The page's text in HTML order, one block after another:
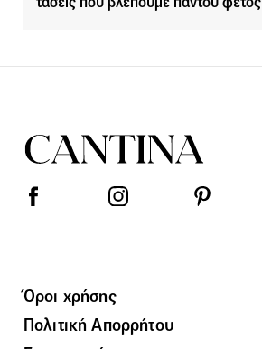
Όροι χρήσης
Πολιτική Απορρήτου